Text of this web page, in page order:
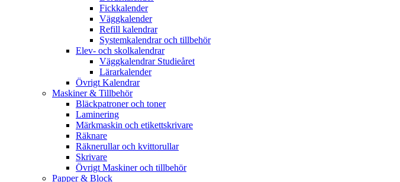
Fickkalender
Väggkalender
Refill kalendrar
Systemkalendrar och tillbehör
Elev- och skolkalendrar
Väggkalendrar Studieåret
Lärarkalender
Övrigt Kalendrar
Maskiner & Tillbehör
Bläckpatroner och toner
Laminering
Märkmaskin och etikettskrivare
Räknare
Räknerullar och kvittorullar
Skrivare
Övrigt Maskiner och tillbehör
Papper & Block